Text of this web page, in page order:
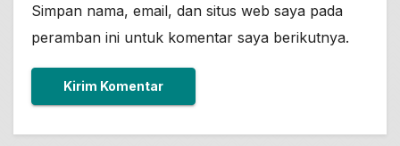
Simpan nama, email, dan situs web saya pada
peramban ini untuk komentar saya berikutnya.